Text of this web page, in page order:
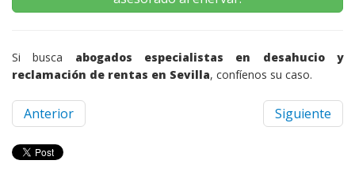
Si busca abogados especialistas en desahucio y
reclamación de rentas en Sevilla, confíenos su caso.
Anterior Siguiente